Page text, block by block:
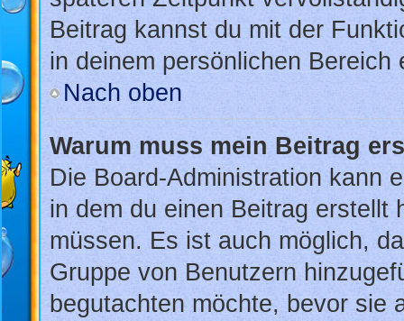
Beitrag kannst du mit der
in deinem persönlichen Bereich
Nach oben
Warum muss mein Beitrag
Die Board-Administration kann
in dem du einen Beitrag erstellt
müssen. Es ist auch möglich,
Gruppe von Benutzern
begutachten möchte, bevor sie